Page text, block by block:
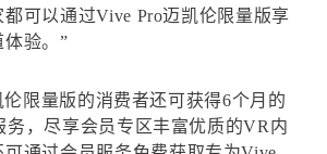
可以通过Vive Pro迈凯伦限量版享
验。”
限量版的消费者还可获得6个月的
务，尽享会员专区丰富优质的VR内